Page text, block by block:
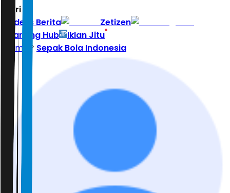
Hari ini
Indeks Berita
Zetizen
Learning Hub
Iklan Jitu
Home
Sepak Bola Indonesia